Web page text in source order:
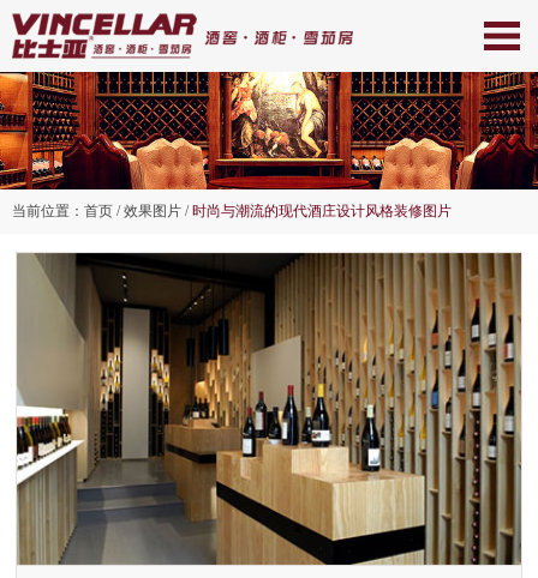
当前位置： 首页 / 效果图片 / 时尚与潮流的现代酒庄设计风格装修图片